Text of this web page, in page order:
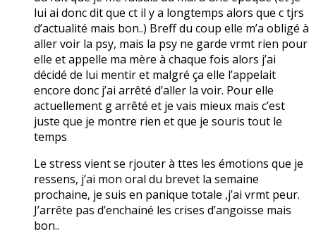
lui ai donc dit que ct il y a longtemps alors que c tjrs
d’actualité mais bon..) Breff du coup elle m’a obligé à
aller voir la psy, mais la psy ne garde vrmt rien pour
elle et appelle ma mère à chaque fois alors j’ai
décidé de lui mentir et malgré ça elle l’appelait
encore donc j’ai arrêté d’aller la voir. Pour elle
actuellement g arrêté et je vais mieux mais c’est
juste que je montre rien et que je souris tout le
temps
Le stress vient se rjouter à ttes les émotions que je
ressens, j’ai mon oral du brevet la semaine
prochaine, je suis en panique totale ,j’ai vrmt peur.
J’arrête pas d’enchainé les crises d’angoisse mais
bon..